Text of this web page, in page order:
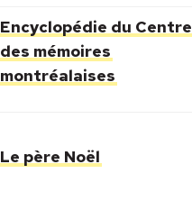
Encyclopédie du Centre
des mémoires
montréalaises
Le père Noël